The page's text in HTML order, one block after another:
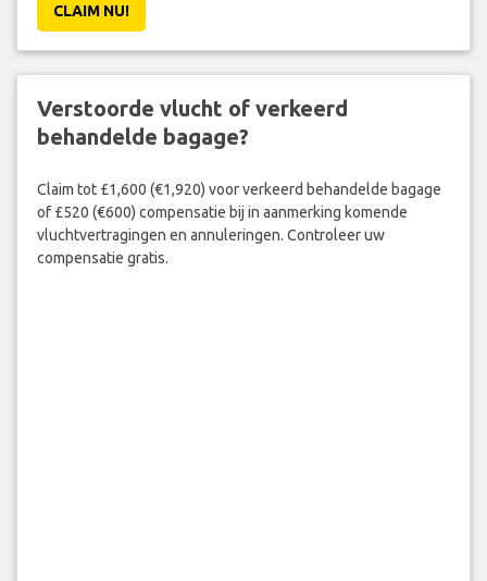
CLAIM NU!
Verstoorde vlucht of verkeerd
behandelde bagage?
Claim tot £1,600 (€1,920) voor verkeerd behandelde bagage
of £520 (€600) compensatie bij in aanmerking komende
vluchtvertragingen en annuleringen. Controleer uw
compensatie gratis.